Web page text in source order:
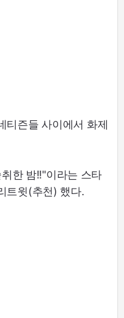
티즌들 사이에서 화제
한 밤!!"이라는 스타
트윗(추천) 했다.